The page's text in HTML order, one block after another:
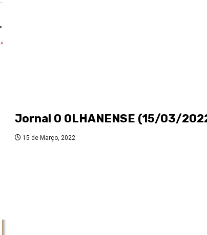
Jornal O OLHANENSE (15/03/
15 de Março, 2022